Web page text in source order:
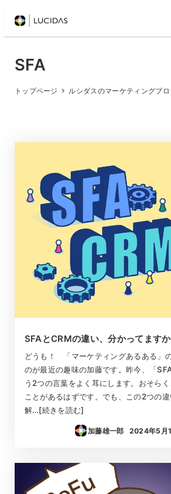
SFA
トップページ ルシダスのマーケティングブ
SFAとCRMの違い、分かってますか
どうも！ 「マーケティングあるある」
のが最近の趣味の加藤です。昨今、「
う2つの言葉をよく耳にします。おそら
ことがあるはずです。でも、この2つの
解…[続きを読む]
加藤雄一郎
投稿日
2024年5月